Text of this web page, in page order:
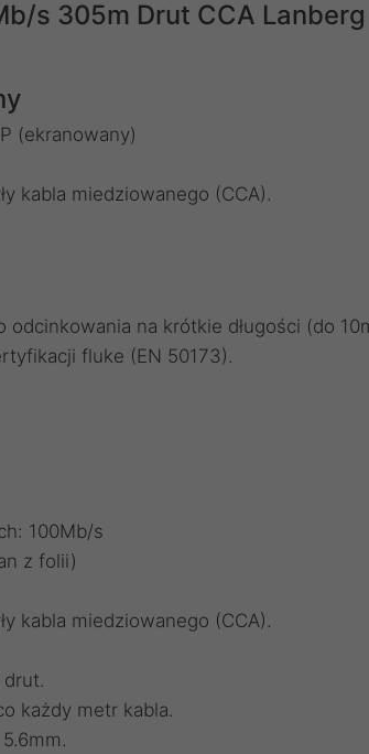
s 305m Drut CCA
(ekranowany)
kabla miedziowanego (CCA).
odcinkowania na krótkie długości (do
fluke (EN 50173).
100Mb/s
z folii)
kabla miedziowanego (CCA).
drut.
każdy metr kabla.